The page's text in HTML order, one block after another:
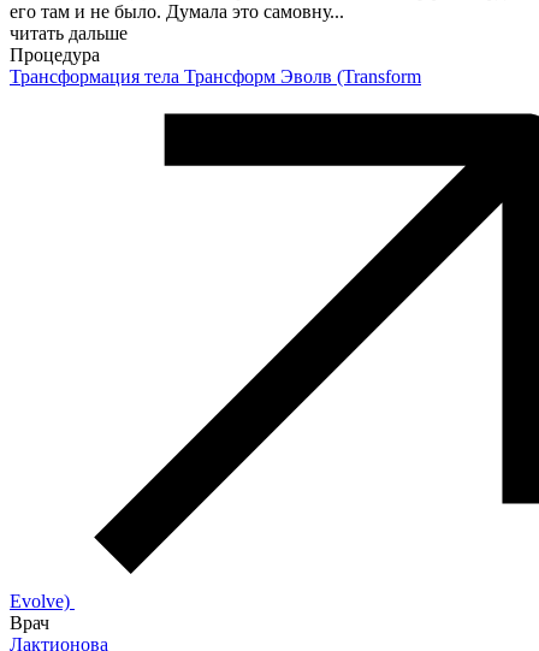
его там и не было. Думала это самовну...
читать дальше
Процедура
Трансформация тела Трансформ Эволв (Transform
Evolve)
Врач
Лактионова